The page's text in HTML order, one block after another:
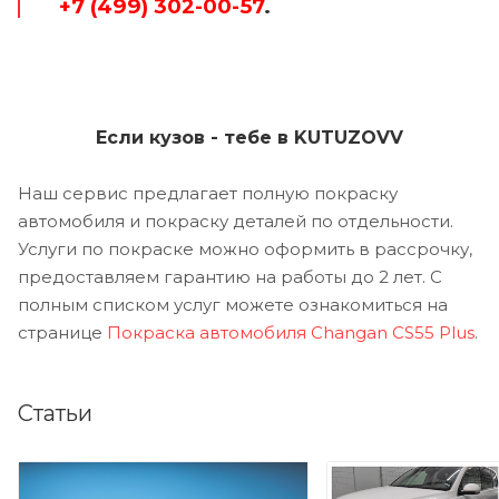
+7 (499) 302-00-57.
Если кузов - тебе в KUTUZOVV
Наш сервис предлагает полную покраску
автомобиля и покраску деталей по отдельности.
Услуги по покраске можно оформить в рассрочку,
предоставляем гарантию на работы до 2 лет. С
полным списком услуг можете ознакомиться на
странице Покраска автомобиля Changan CS55 Plus.
Статьи